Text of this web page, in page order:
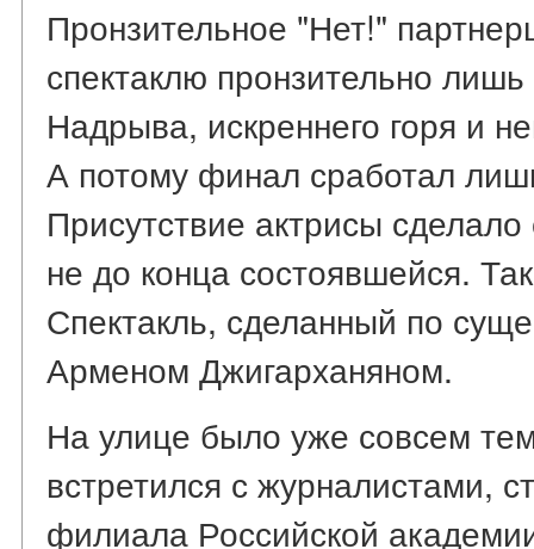
Пронзительное "Нет!"
спектаклю пронзительно лишь
Надрыва, искреннего горя и
А потому финал сработал
Присутствие актрисы
не до конца состоявшейся.
Спектакль, сделанный по
Арменом Джигарханяном.
На улице было уже совсем
встретился с журналистами,
филиала Российской